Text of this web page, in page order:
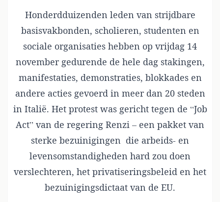
Honderdduizenden leden van strijdbare
basisvakbonden, scholieren, studenten en
sociale organisaties hebben op vrijdag 14
november gedurende de hele dag stakingen,
manifestaties, demonstraties, blokkades en
andere acties gevoerd in meer dan 20 steden
in Italië. Het protest was gericht tegen de “Job
Act” van de regering Renzi – een pakket van
sterke bezuinigingen die arbeids- en
levensomstandigheden hard zou doen
verslechteren, het privatiseringsbeleid en het
bezuinigingsdictaat van de EU.